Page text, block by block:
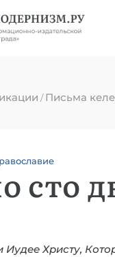
/Письма
сто
Христу,